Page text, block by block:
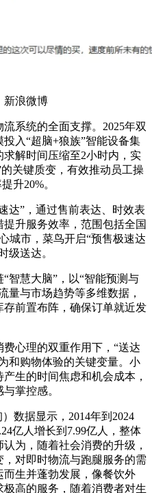
新浪微博
系统的全面支撑。2025年双
入“超脑+狼族”智能设备集
解时间压缩至2小时内，实
关键质变，有效推动员工操
升20%。
”，通过售前表达、时效表
升服务效率，范围包括全国
城市，菜鸟开启“预售极速达
级送达。
慧大脑”，以“智能预测与
量与市场趋势等多维数据，
前置布阵，确保订单就近发
心理的双重作用下，“送达
和购物体验的关键变量。小
生的时间焦虑和机会成本，
掌控感。
数据显示，2014年到2024
亿人增长到7.99亿人，整体
为，随着社会消费的升级，
对即时物流与跑腿服务的需
生并蓬勃发展，像餐饮外
高的服务，随着消费者对生